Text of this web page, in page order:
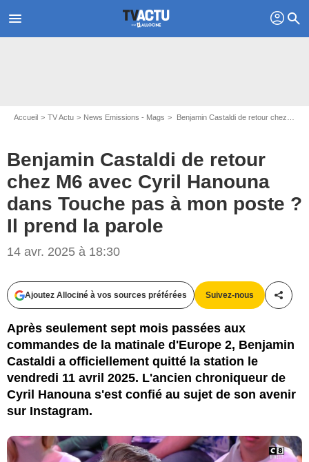
menu profil search
Accueil TV Actu News Emissions - Mags Benjamin Castaldi de retour chez M6 avec Cyril Hanouna dans Touche pas à mon poste ? Il prend la parole
Benjamin Castaldi de retour
chez M6 avec Cyril Hanouna
dans Touche pas à mon poste ?
Il prend la parole
14 avr. 2025 à 18:30
Ajoutez Allociné à vos sources préférées Suivez-nous
Après seulement sept mois passées aux
commandes de la matinale d'Europe 2, Benjamin
Castaldi a officiellement quitté la station le
vendredi 11 avril 2025. L'ancien chroniqueur de
Cyril Hanouna s'est confié au sujet de son avenir
sur Instagram.